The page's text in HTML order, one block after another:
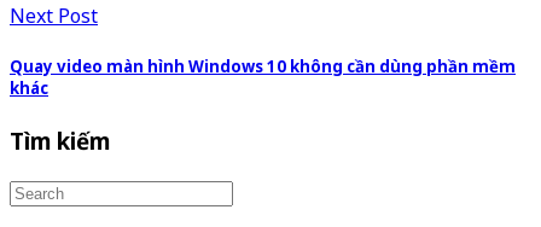
Next Post
Quay video màn hình Windows 10 không cần dùng phần mềm
khác
Tìm kiếm